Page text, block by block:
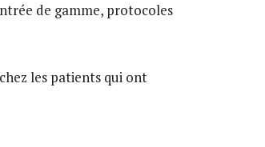
de gamme, protocoles
les patients qui ont